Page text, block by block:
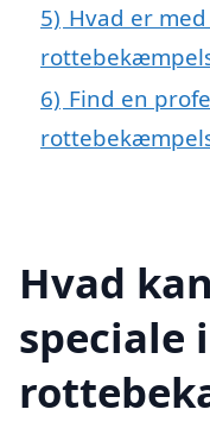
5) Hvad er
6) Find en
Hvad
speciale i